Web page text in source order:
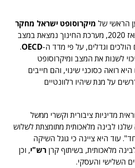
הראשי של מיקרוסופט ישראל מחקר
, אמר בדיון כי "מאז 2020, מערכת החינוך נמצאת במצב
וגדלים, על פי מדד ה-OECD
.
לשנות את המצב ומיקרוסופט
רואה כסוכני שינוי, והם חייבים
על מנת שיהיו רלוונטיים
מדיניות ציבורית וקשרי ממשל
לבינה מלאכותית מתומצתת לשלוש
עוד היא ציינה כי גוגל השיקה
מלאכותית, בשיתוף קרן רש"י, וכן
השלישי והעסקי.